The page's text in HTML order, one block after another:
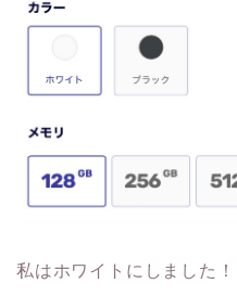
私はホワイトにしました！